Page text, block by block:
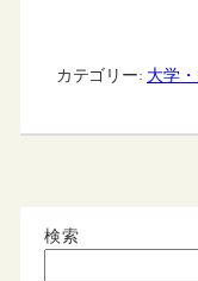
カテゴリー: 大学
検索